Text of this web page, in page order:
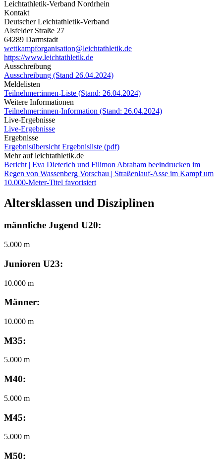
Leichtathletik-Verband Nordrhein
Kontakt
Deutscher Leichtathletik-Verband
Alsfelder Straße 27
64289 Darmstadt
wettkampforganisation@leichtathletik.de
https://www.leichtathletik.de
Ausschreibung
Ausschreibung (Stand 26.04.2024)
Meldelisten
Teilnehmer:innen-Liste (Stand: 26.04.2024)
Weitere Informationen
Teilnehmer:innen-Information (Stand: 26.04.2024)
Live-Ergebnisse
Live-Ergebnisse
Ergebnisse
Ergebnisübersicht Ergebnisliste (pdf)
Mehr auf leichtathletik.de
Bericht | Eva Dieterich und Filimon Abraham beeindrucken im
Regen von Wassenberg Vorschau | Straßenlauf-Asse im Kampf um
10.000-Meter-Titel favorisiert
Altersklassen und Disziplinen
männliche Jugend U20:
5.000 m
Junioren U23:
10.000 m
Männer:
10.000 m
M35:
5.000 m
M40:
5.000 m
M45:
5.000 m
M50: